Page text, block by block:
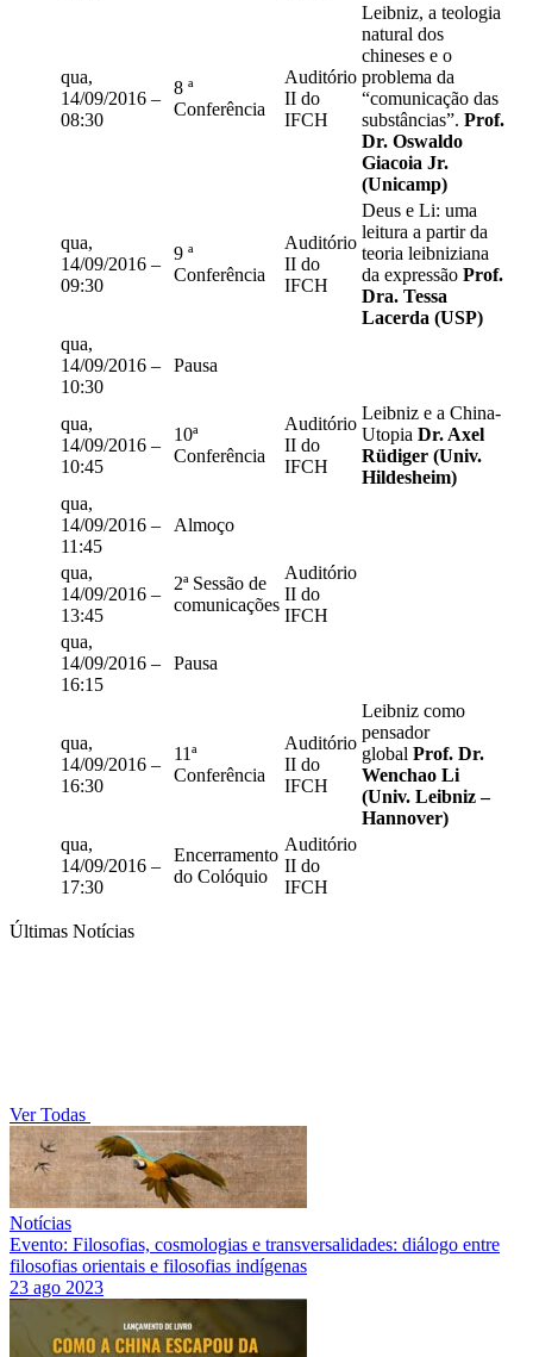
qua,
14/09/2016 –
08:30
8 ª
Conferência
Auditório
II do
IFCH
Leibniz, a teologia
natural dos
chineses e o
problema da
“comunicação das
substâncias”. Prof.
Dr. Oswaldo
Giacoia Jr.
(Unicamp)
qua,
14/09/2016 –
09:30
9 ª
Conferência
Auditório
II do
IFCH
Deus e Li: uma
leitura a partir da
teoria leibniziana
da expressão Prof.
Dra. Tessa
Lacerda (USP)
qua,
14/09/2016 –
10:30
Pausa
qua,
14/09/2016 –
10:45
10ª
Conferência
Auditório
II do
IFCH
Leibniz e a China-
Utopia Dr. Axel
Rüdiger (Univ.
Hildesheim)
qua,
14/09/2016 –
11:45
Almoço
qua,
14/09/2016 –
13:45
2ª Sessão de
comunicações
Auditório
II do
IFCH
qua,
14/09/2016 –
16:15
Pausa
qua,
14/09/2016 –
16:30
11ª
Conferência
Auditório
II do
IFCH
Leibniz como
pensador
global Prof. Dr.
Wenchao Li
(Univ. Leibniz –
Hannover)
qua,
14/09/2016 –
17:30
Encerramento
do Colóquio
Auditório
II do
IFCH
Últimas Notícias
Ver Todas
Notícias
Evento: Filosofias, cosmologias e transversalidades: diálogo entre
filosofias orientais e filosofias indígenas
23 ago 2023